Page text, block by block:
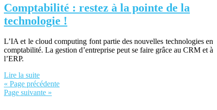
Comptabilité : restez à la pointe de la
technologie !
L’IA et le cloud computing font partie des nouvelles technologies en
comptabilité. La gestion d’entreprise peut se faire grâce au CRM et à
l’ERP.
Lire la suite
« Page précédente
Page suivante »